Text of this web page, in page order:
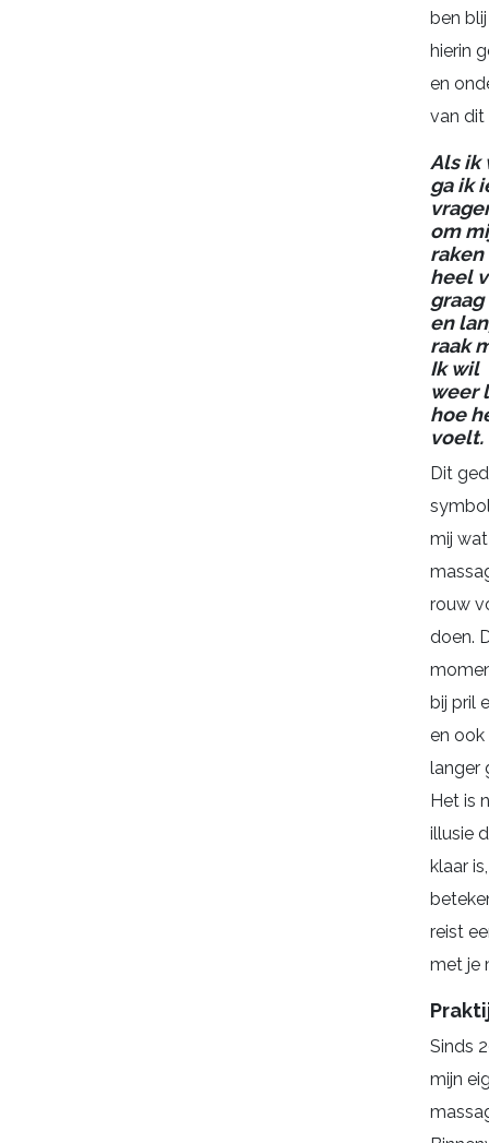
ben
hierin
en
van dit
Als ik
ga ik
om
raken
heel
graag
en
raak
Ik wil
weer
hoe
voelt.
Dit
mij wat
rouw
doen.
bij pril
en ook
langer
Het is
illusie
klaar
reist
met je
Sinds
mijn